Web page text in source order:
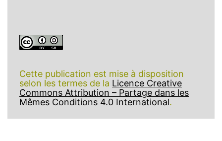
Cette publication est mise à disposition
selon les termes de la Licence Creative
Commons Attribution – Partage dans les
Mêmes Conditions 4.0 International.